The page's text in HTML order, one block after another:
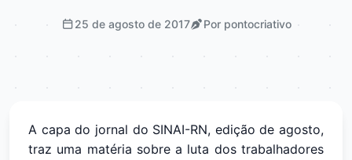
25 de agosto de 2017 Por pontocriativo
A capa do jornal do SINAI-RN, edição de agosto,
traz uma matéria sobre a luta dos trabalhadores